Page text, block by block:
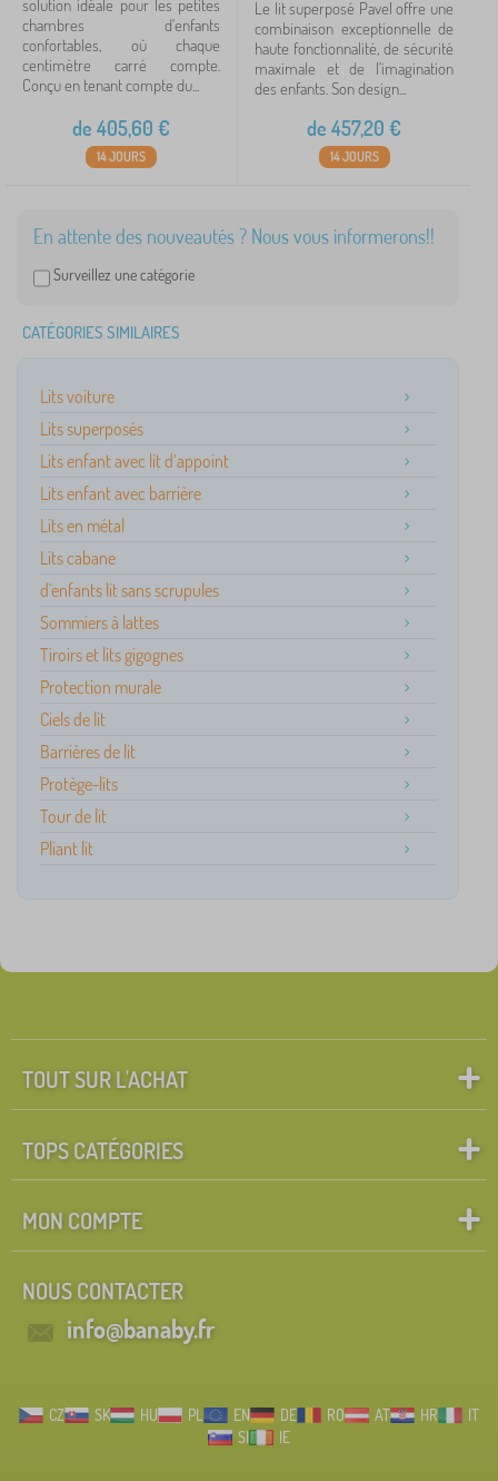
solution idéale pour les petites
chambres d'enfants
confortables, où chaque
centimètre carré compte.
Conçu en tenant compte du...
de 405,60 €
14 JOURS
Le lit superposé Pavel offre une
combinaison exceptionnelle de
haute fonctionnalité, de sécurité
maximale et de l'imagination
des enfants. Son design...
de 457,20 €
14 JOURS
En attente des nouveautés ? Nous vous informerons!!
Surveillez une catégorie
CATÉGORIES SIMILAIRES
Lits voiture
Lits superposés
Lits enfant avec lit d’appoint
Lits enfant avec barrière
Lits en métal
Lits cabane
d`enfants lit sans scrupules
Sommiers à lattes
Tiroirs et lits gigognes
Protection murale
Ciels de lit
Barrières de lit
Protège-lits
Tour de lit
Pliant lit
TOUT SUR L'ACHAT
TOPS CATÉGORIES
MON COMPTE
NOUS CONTACTER
info@banaby.fr
CZ SK HU PL EN DE RO AT HR
IT
SI
IE